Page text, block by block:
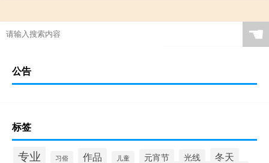
☚
公告
标签
专业 习俗 作品 儿童 元宵节 光线 冬天